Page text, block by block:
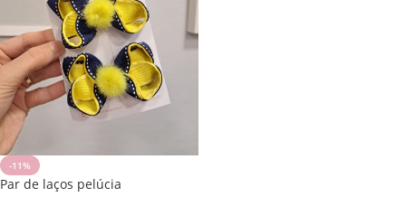
-11%
Par de laços pelúcia